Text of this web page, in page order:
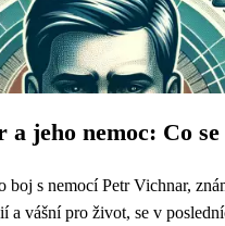
jeho nemoc: Co se
boj s nemocí Petr Vichnar,
a vášní pro život, se v